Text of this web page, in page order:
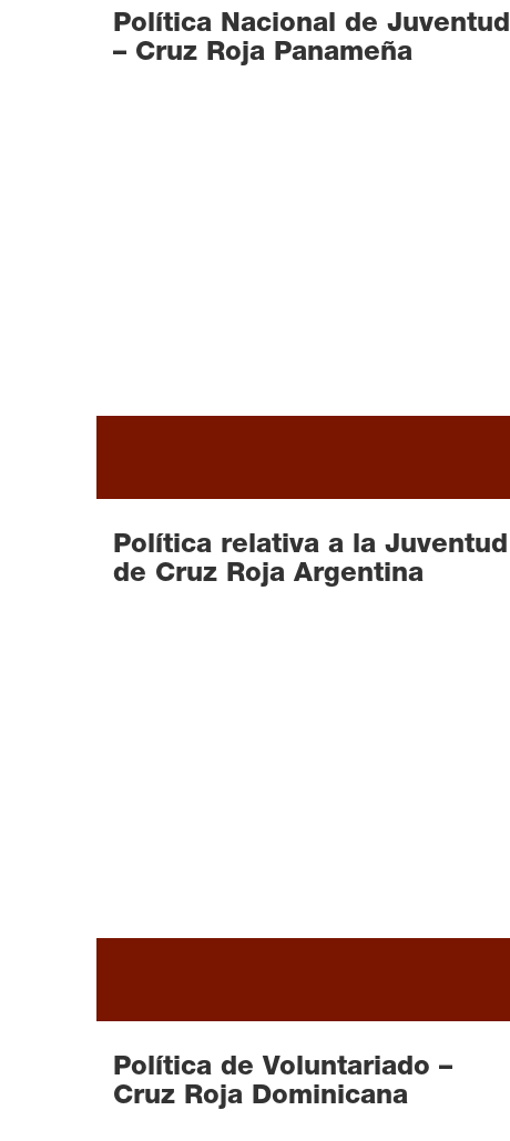
Política Nacional de Juventud
– Cruz Roja Panameña
Política relativa a la Juventud
de Cruz Roja Argentina
Política de Voluntariado –
Cruz Roja Dominicana